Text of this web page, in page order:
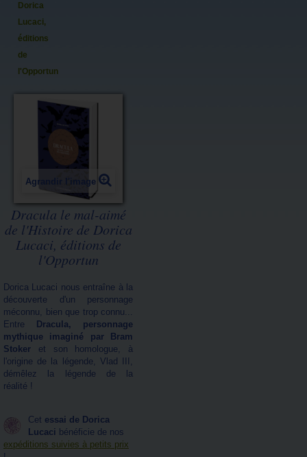
Dorica
Lucaci,
éditions
de
l'Opportun
Agrandir l'image
Dracula le mal-aimé
de l'Histoire de Dorica
Lucaci, éditions de
l'Opportun
Dorica Lucaci nous entraîne à la
découverte d'un personnage
méconnu, bien que trop connu...
Entre
Dracula, personnage
mythique imaginé par Bram
Stoker et son homologue, à
l'origine de la légende, Vlad III,
démêlez la légende de la
réalité !
Cet essai de Dorica
Lucaci bénéficie de nos
expéditions suivies à petits prix